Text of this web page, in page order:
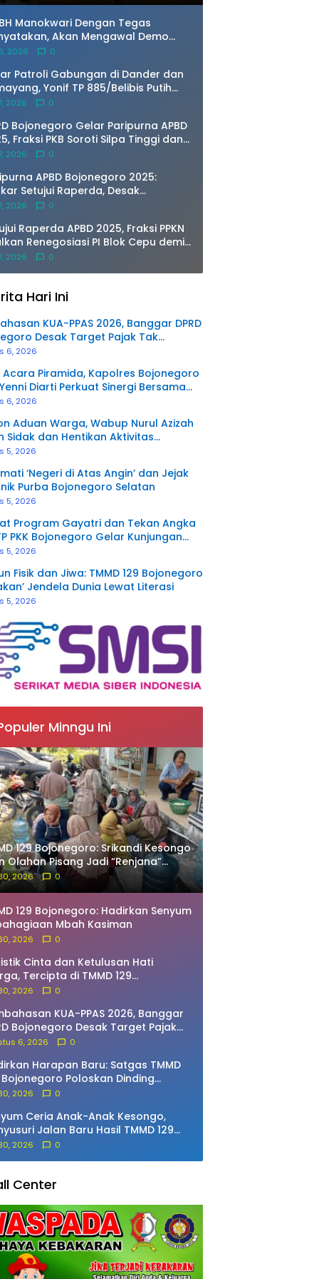
Manokwari Dengan Tegas
Akan Mengawal Demo
Mahasiswa Asal Intan Jaya di
2026 0
Patroli Gabungan di Dander dan
Yonif TP 885/Belibis Putih
Polsek Jajaran Perkuat Sinergi
2026 0
Bojonegoro Gelar Paripurna APBD
Fraksi PKB Soroti Silpa Tinggi dan
Fiskal
2026 0
APBD Bojonegoro 2025:
Setujui Raperda, Desak
RSUD Hingga Atasi Banjir
2026 0
Raperda APBD 2025, Fraksi PPKN
Renegosiasi PI Blok Cepu demi
PAD
2026 0
Hari Ini
KUA-PPAS 2026, Banggar DPRD
Desak Target Pajak Tak
6, 2026
Acara Piramida, Kapolres Bojonegoro
Yenni Diarti Perkuat Sinergi Bersama
6, 2026
Aduan Warga, Wabup Nurul Azizah
Sidak dan Hentikan Aktivitas
Tanah di Trucuk
5, 2026
‘Negeri di Atas Angin’ dan Jejak
Purba Bojonegoro Selatan
5, 2026
Program Gayatri dan Tekan Angka
PKK Bojonegoro Gelar Kunjungan
di Ngambon
5, 2026
Fisik dan Jiwa: TMMD 129 Bojonegoro
Jendela Dunia Lewat Literasi
5, 2026
Minngu Ini
129 Bojonegoro: Srikandi Kesongo
Olahan Pisang Jadi “Renjana”
2026 0
129 Bojonegoro: Hadirkan Senyum
Mbah Kasiman
2026 0
Cinta dan Ketulusan Hati
Tercipta di TMMD 129
2026 0
KUA-PPAS 2026, Banggar
Bojonegoro Desak Target Pajak
Diturunkan
6, 2026 0
Harapan Baru: Satgas TMMD
Bojonegoro Poloskan Dinding
Ibu Jasmiati
2026 0
Ceria Anak-Anak Kesongo,
Jalan Baru Hasil TMMD 129
2026 0
Center